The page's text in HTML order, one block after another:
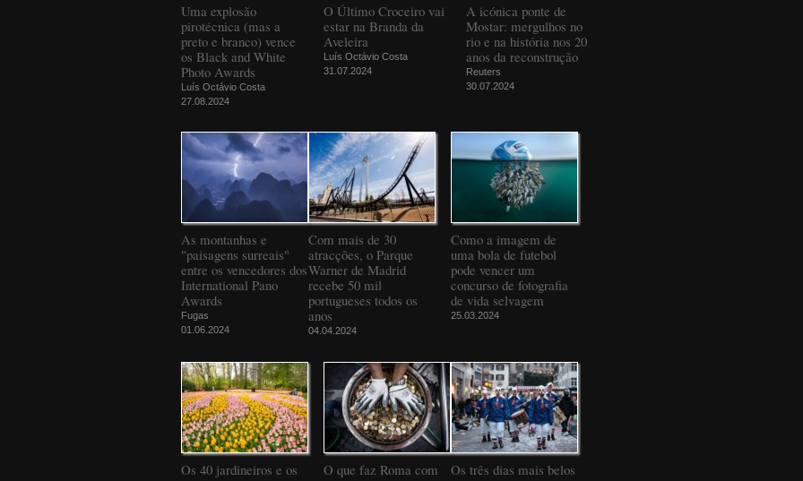
Uma explosão
pirotécnica (mas a
preto e branco) vence
os Black and White
Photo Awards
Luís Octávio Costa
27.08.2024
O Último Croceiro vai
estar na Branda da
Aveleira
Luís Octávio Costa
31.07.2024
A icónica ponte de
Mostar: mergulhos no
rio e na história nos 20
anos da reconstrução
Reuters
30.07.2024
As montanhas e
"paisagens surreais"
entre os vencedores dos
International Pano
Awards
Fugas
01.06.2024
Com mais de 30
atracções, o Parque
Warner de Madrid
recebe 50 mil
portugueses todos os
anos
04.04.2024
Como a imagem de
uma bola de futebol
pode vencer um
concurso de fotografia
de vida selvagem
25.03.2024
Os 40 jardineiros e os
O que faz Roma com
Os três dias mais belos